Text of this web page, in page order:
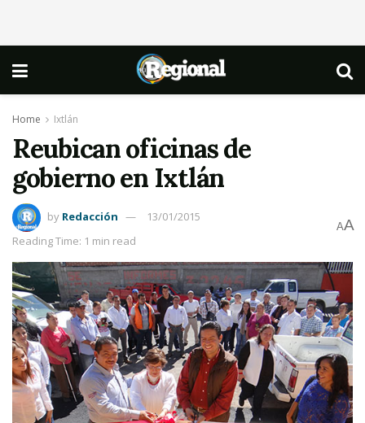
Home Ixtlán
Reubican oficinas de
gobierno en Ixtlán
by Redacción
13/01/2015
Reading Time: 1 min read
AA